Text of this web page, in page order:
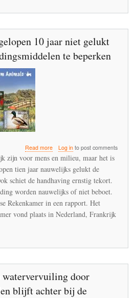
10 jaar niet gelukt
te beperken
Read moreabout
Het
de
EU
de
10
jaar
beperken
Log into post comments
zijn voor mens en milieu, maar het is
tien jaar nauwelijks gelukt de
schiet de handhaving ernstig tekort.
worden nauwelijks of niet beboet.
Rekenkamer in een rapport. Het
vond plaats in Nederland, Frankrijk
door
blijft achter bij de